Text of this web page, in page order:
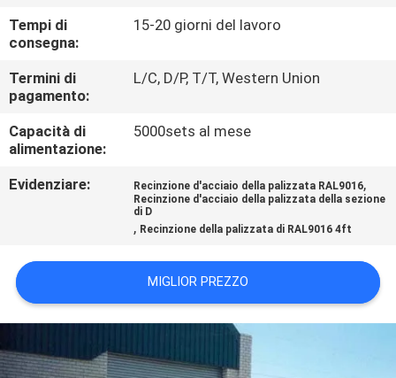
NOTIZIE
RICHIEDA
UNA
CITAZIONE
SITO
PRIVACY
POLICY
Tempi di
consegna:
15-20 giorni del lavoro
Termini di
pagamento:
L/C, D/P, T/T, Western Union
Capacità di
alimentazione:
5000sets al mese
Evidenziare: Recinzione d'acciaio della palizzata RAL9016,
Recinzione d'acciaio della palizzata della sezione
di D
, Recinzione della palizzata di RAL9016 4ft
MIGLIOR PREZZO